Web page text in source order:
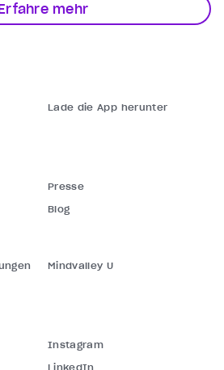
mehr
Lade die App herunter
Presse
Blog
Mindvalley U
Instagram
LinkedIn